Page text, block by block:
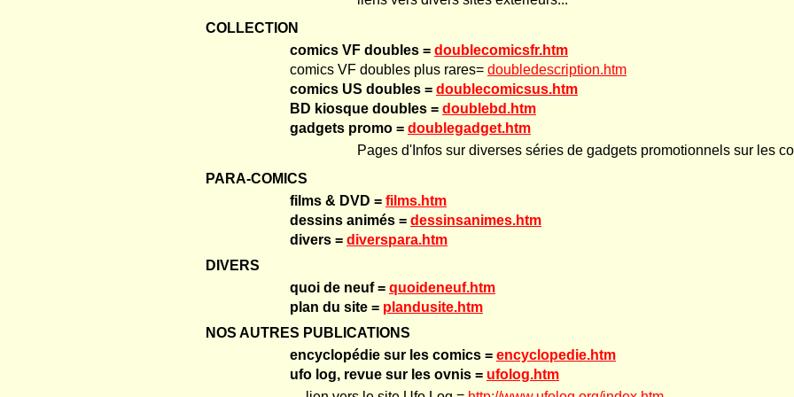
COLLECTION
comics VF doubles = doublecomicsfr.htm
comics VF doubles plus rares= doubledescription.htm
comics US doubles = doublecomicsus.htm
BD kiosque doubles = doublebd.htm
gadgets promo = doublegadget.htm
Pages d'Infos sur diverses séries de gadgets promotionnels sur les
PARA-COMICS
films & DVD = films.htm
dessins animés = dessinsanimes.htm
divers = diverspara.htm
DIVERS
quoi de neuf = quoideneuf.htm
plan du site = plandusite.htm
NOS AUTRES PUBLICATIONS
encyclopédie sur les comics = encyclopedie.htm
ufo log, revue sur les ovnis = ufolog.htm